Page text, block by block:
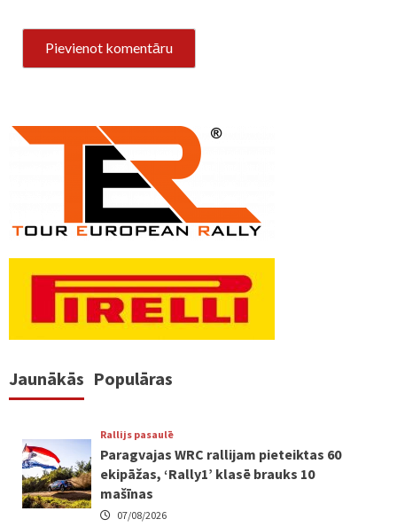
Jaunākās Populāras
Rallijs pasaulē
Paragvajas WRC rallijam pieteiktas 60
ekipāžas, ‘Rally1’ klasē brauks 10
mašīnas
07/08/2026